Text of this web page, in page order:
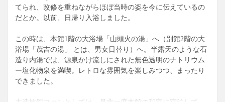
てられ、改修を重ねながらほぼ当時の姿を今に伝えているの
だとか。以前、日帰り入浴しました。
この時は、本館1階の大浴場「山頭火の湯」へ（別館2階の大
浴場「茂吉の湯」 とは、男女日替り）へ。半露天のような石
造り内湯では、源泉かけ流しにされた無色透明のナトリウム
ー塩化物泉を満喫。レトロな雰囲気を楽しみつつ、まったり
できました。